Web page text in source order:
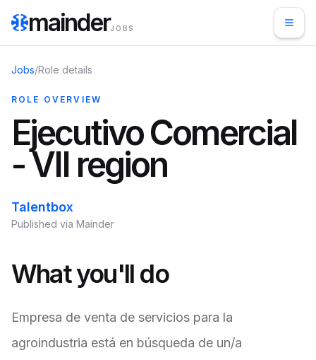
mainderJOBS
Jobs/Role details
ROLE OVERVIEW
Ejecutivo Comercial
- VII region
Talentbox
Published via Mainder
What you'll do
Empresa de venta de servicios para la
agroindustria está en búsqueda de un/a